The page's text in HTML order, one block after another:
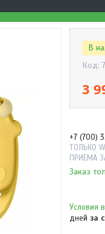
В
Код:
3
+7 (700)
ТОЛЬКО
ПРИЕМА
Заказ
дней за